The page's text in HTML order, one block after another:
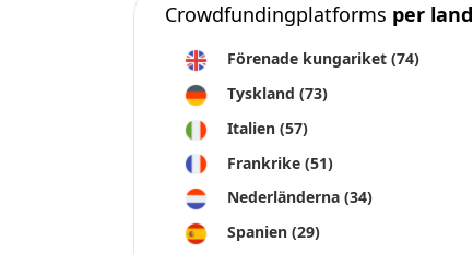
Crowdfundingplatforms per land
Förenade kungariket (74)
Tyskland (73)
Italien (57)
Frankrike (51)
Nederländerna (34)
Spanien (29)